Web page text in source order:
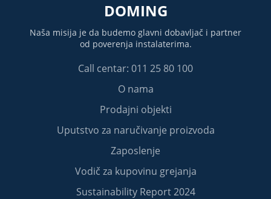
DOMING
Naša misija je da budemo glavni dobavljač i partner
od poverenja instalaterima.
Call centar: 011 25 80 100
O nama
Prodajni objekti
Uputstvo za naručivanje proizvoda
Zaposlenje
Vodič za kupovinu grejanja
Sustainability Report 2024